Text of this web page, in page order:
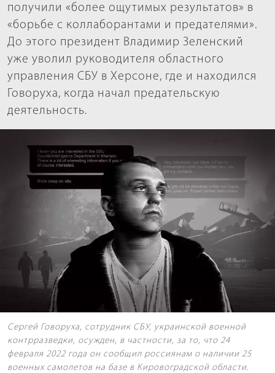
получили «более ощутимых результатов» в
«борьбе с коллаборантами и предателями».
До этого президент Владимир Зеленский
уже уволил руководителя областного
управления СБУ в Херсоне, где и находился
Говоруха, когда начал предательскую
деятельность.
Сергей Говоруха, сотрудник СБУ, украинской военной
контрразведки, осужден, в частности, за то, что 24
февраля 2022 года он сообщил россиянам о наличии 25
военных самолетов на базе в Кировоградской области.